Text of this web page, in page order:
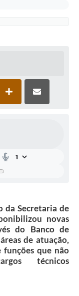
da Secretaria de
novas
do Banco de
de atuação,
funções que não
técnicos